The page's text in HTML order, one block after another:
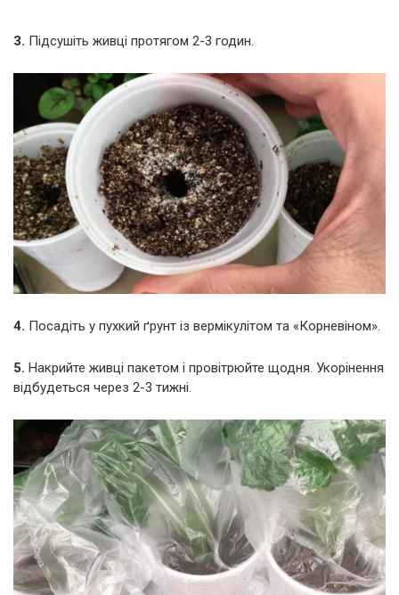
3. Підсушіть живці протягом 2-3 годин.
4. Посадіть у пухкий ґрунт із вермікулітом та «Корневіном».
5. Накрийте живці пакетом і провітрюйте щодня. Укорінення
відбудеться через 2-3 тижні.